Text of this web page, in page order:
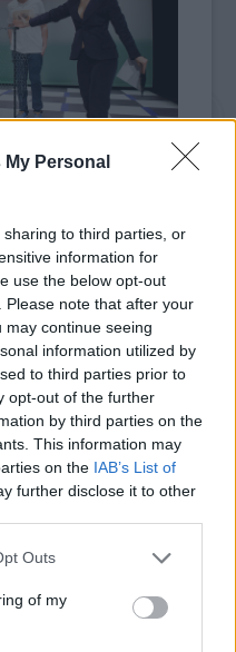
Personal
to third parties, or
information for
use the below opt-out
note that after your
continue seeing
information utilized by
to third parties prior to
opt-out of the further
by third parties on the
This information may
on the IAB’s List of
further disclose it to other
uses one or more Google
You may click to
its third-party tags to
in below Google
Outs
of my
koprodukcióban ez
Bivaly-szuflé,
tagjait
Gusztáv
alapító tagja a Kft-
osztálytermi
Ez az első
amely közéleti
a